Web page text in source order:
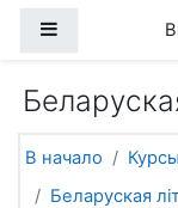
Боковая
В начало Курсы
Беларуская